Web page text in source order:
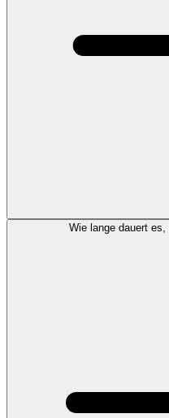
Wie lange dauert